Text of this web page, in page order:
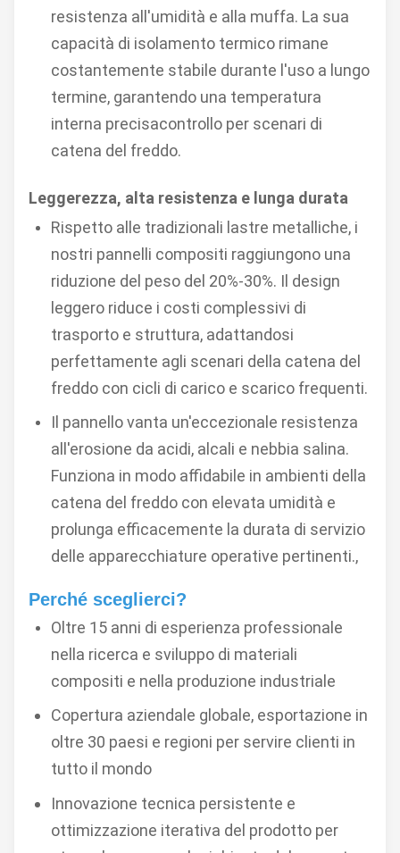
resistenza all'umidità e alla muffa. La sua
capacità di isolamento termico rimane
costantemente stabile durante l'uso a lungo
termine, garantendo una temperatura
interna precisacontrollo per scenari di
catena del freddo.
Leggerezza, alta resistenza e lunga durata
Rispetto alle tradizionali lastre metalliche, i
nostri pannelli compositi raggiungono una
riduzione del peso del 20%-30%. Il design
leggero riduce i costi complessivi di
trasporto e struttura, adattandosi
perfettamente agli scenari della catena del
freddo con cicli di carico e scarico frequenti.
Il pannello vanta un'eccezionale resistenza
all'erosione da acidi, alcali e nebbia salina.
Funziona in modo affidabile in ambienti della
catena del freddo con elevata umidità e
prolunga efficacemente la durata di servizio
delle apparecchiature operative pertinenti.,
Perché sceglierci?
Oltre 15 anni di esperienza professionale
nella ricerca e sviluppo di materiali
compositi e nella produzione industriale
Copertura aziendale globale, esportazione in
oltre 30 paesi e regioni per servire clienti in
tutto il mondo
Innovazione tecnica persistente e
ottimizzazione iterativa del prodotto per